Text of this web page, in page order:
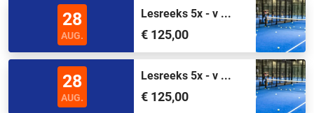
28
AUG.
Lesreeks 5x - v ...
€ 125,00
28
AUG.
Lesreeks 5x - v ...
€ 125,00